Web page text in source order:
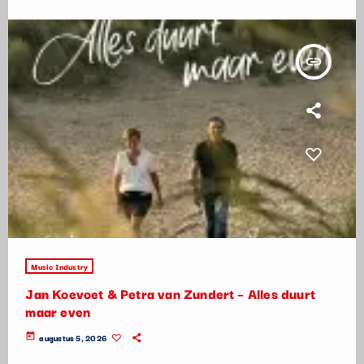
insert_link
Music Industry
Jan Koevoet & Petra van Zundert – Alles duurt
maar even
today augustus 5, 2026